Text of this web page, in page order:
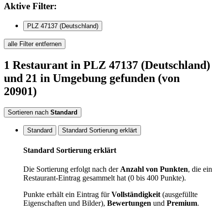
Aktive Filter:
PLZ 47137 (Deutschland)
alle Filter entfernen
1 Restaurant in PLZ 47137 (Deutschland)
und 21 in Umgebung gefunden (von
20901)
Sortieren nach Standard
Standard Standard Sortierung erklärt
Standard Sortierung erklärt
Die Sortierung erfolgt nach der Anzahl von Punkten, die ein
Restaurant-Eintrag gesammelt hat (0 bis 400 Punkte).
Punkte erhält ein Eintrag fürVollständigkeit (ausgefüllte
Eigenschaften und Bilder), Bewertungen und Premium.